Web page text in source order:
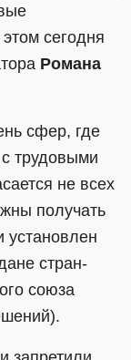
сегодня
Романа
сфер, где
трудовыми
не всех
получать
установлен
стран-
союза